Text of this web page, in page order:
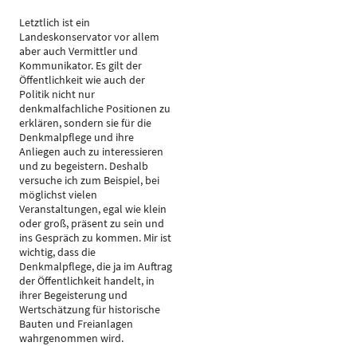
Letztlich ist ein
Landeskonservator vor allem
aber auch Vermittler und
Kommunikator. Es gilt der
Öffentlichkeit wie auch der
Politik nicht nur
denkmalfachliche Positionen zu
erklären, sondern sie für die
Denkmalpflege und ihre
Anliegen auch zu interessieren
und zu begeistern. Deshalb
versuche ich zum Beispiel, bei
möglichst vielen
Veranstaltungen, egal wie klein
oder groß, präsent zu sein und
ins Gespräch zu kommen. Mir ist
wichtig, dass die
Denkmalpflege, die ja im Auftrag
der Öffentlichkeit handelt, in
ihrer Begeisterung und
Wertschätzung für historische
Bauten und Freianlagen
wahrgenommen wird.